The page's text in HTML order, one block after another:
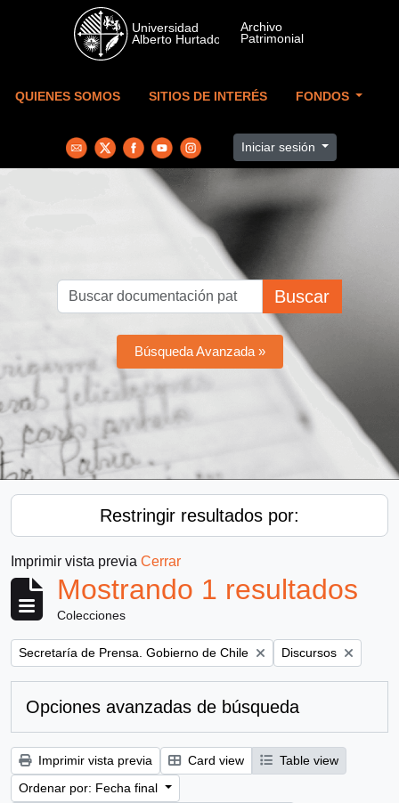
Skip to main content
QUIENES SOMOS SITIOS DE INTERÉS FONDOS
Iniciar sesión
Buscar
Búsqueda Avanzada »
Restringir resultados por:
Imprimir vista previa Cerrar
Mostrando 1 resultados
Colecciones
Remove filter:
Secretaría de Prensa. Gobierno de Chile Remove filter:
Discursos
Opciones avanzadas de búsqueda
Imprimir vista previa Card view
Table view
Ordenar por: Fecha final